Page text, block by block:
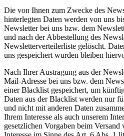
Die von Ihnen zum Zwecke des
hinterlegten Daten werden von uns
Newsletter bei uns bzw. dem
und nach der Abbestellung des
Newsletterverteilerliste gelöscht.
uns gespeichert wurden bleiben
Nach Ihrer Austragung aus der
Mail-Adresse bei uns bzw. dem
einer Blacklist gespeichert, um
Daten aus der Blacklist werden nur
und nicht mit anderen Daten
Ihrem Interesse als auch unserem
gesetzlichen Vorgaben beim